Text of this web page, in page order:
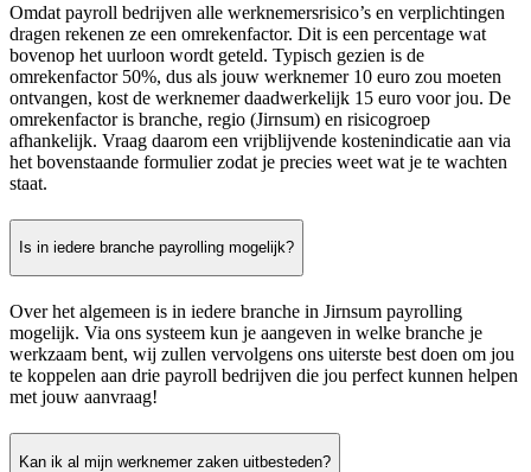
Omdat payroll bedrijven alle werknemersrisico’s en verplichtingen
dragen rekenen ze een omrekenfactor. Dit is een percentage wat
bovenop het uurloon wordt geteld. Typisch gezien is de
omrekenfactor 50%, dus als jouw werknemer 10 euro zou moeten
ontvangen, kost de werknemer daadwerkelijk 15 euro voor jou. De
omrekenfactor is branche, regio (Jirnsum) en risicogroep
afhankelijk. Vraag daarom een vrijblijvende kostenindicatie aan via
het bovenstaande formulier zodat je precies weet wat je te wachten
staat.
Is in iedere branche payrolling mogelijk?
Over het algemeen is in iedere branche in Jirnsum payrolling
mogelijk. Via ons systeem kun je aangeven in welke branche je
werkzaam bent, wij zullen vervolgens ons uiterste best doen om jou
te koppelen aan drie payroll bedrijven die jou perfect kunnen helpen
met jouw aanvraag!
Kan ik al mijn werknemer zaken uitbesteden?